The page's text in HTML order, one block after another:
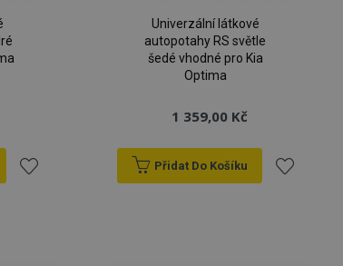
Univerzální látkové
autopotahy RS světle
šedé vhodné pro Kia
Optima
1 359,00 Kč
Přidat Do Košíku